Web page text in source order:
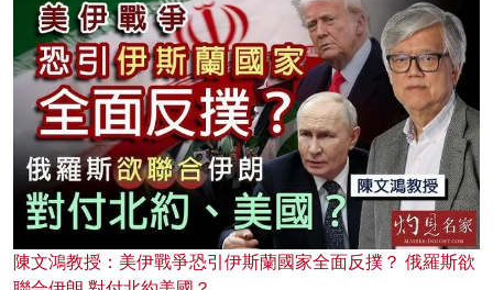
陳文鴻教授：美伊戰爭恐引伊斯蘭國家全面反撲？ 俄羅斯欲